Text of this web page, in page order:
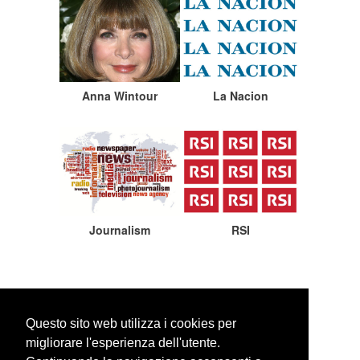
Anna Wintour La Nacion
Journalism RSI
Questo sito web utilizza i cookies per
migliorare l'esperienza dell'utente.